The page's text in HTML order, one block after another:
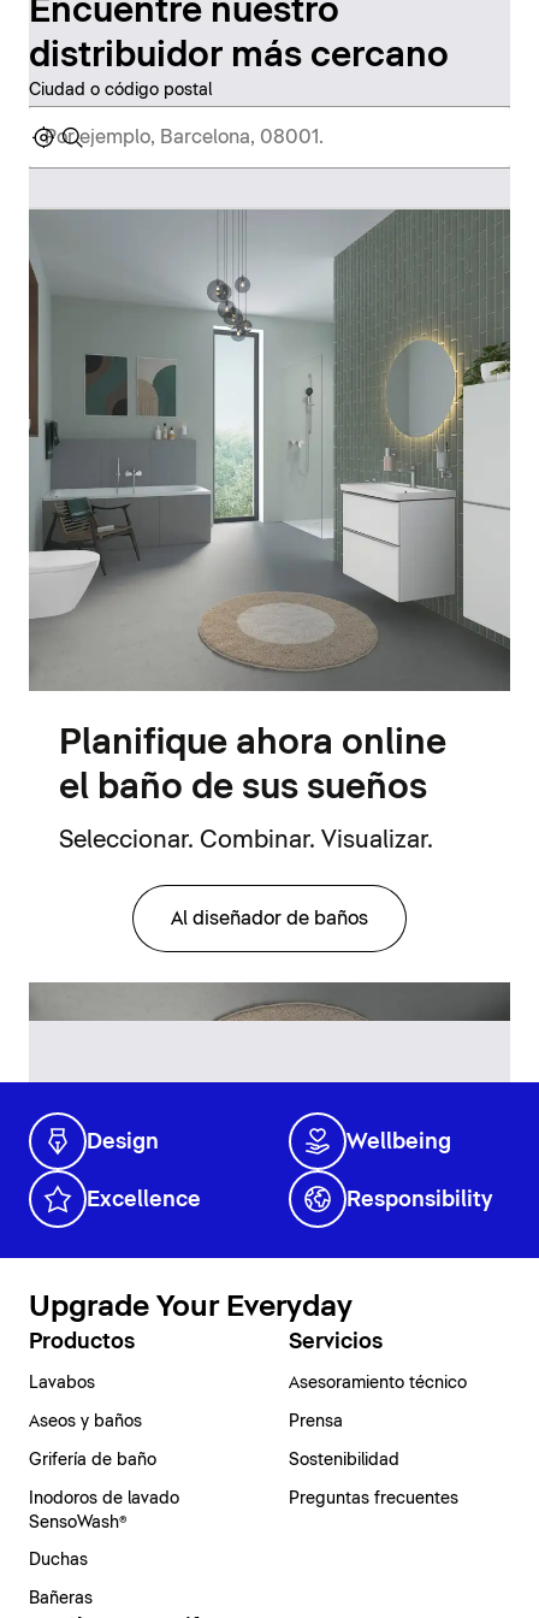
Encuentre nuestro
distribuidor más cercano
Ciudad o código postal
Planifique ahora online
el baño de sus sueños
Seleccionar. Combinar. Visualizar.
Al diseñador de baños
Design Wellbeing
Excellence Responsibility
Upgrade Your Everyday
Productos
Lavabos
Aseos y baños
Grifería de baño
Inodoros de lavado
SensoWash®
Duchas
Bañeras
Servicios
Asesoramiento técnico
Prensa
Sostenibilidad
Preguntas frecuentes